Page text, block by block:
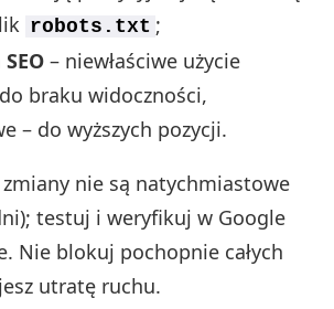
robots.txt ;
– niewłaściwe użycie
braku widoczności,
– do wyższych pozycji.
zmiany nie są natychmiastowe
testuj i weryfikuj w Google
Nie blokuj pochopnie całych
utratę ruchu.